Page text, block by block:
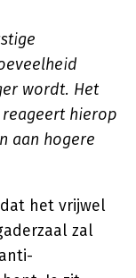
wordt. Het
hierop
aan hogere
het vrijwel
zal